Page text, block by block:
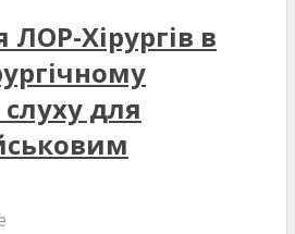
Хірургів в
для